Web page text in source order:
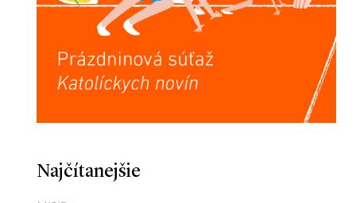
Najčítanejšie